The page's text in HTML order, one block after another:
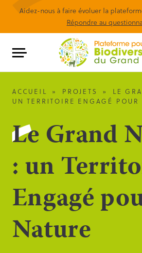
Aidez-nous à faire évoluer la
Répondre au
ACCUEIL » PROJETS »
LE
UN TERRITOIRE ENGAGÉ POUR
Le Grand
: un
Engagé
Nature